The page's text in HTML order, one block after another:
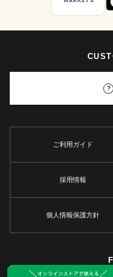
?
ご利用ガイド
採用情報
個人情報保護方針